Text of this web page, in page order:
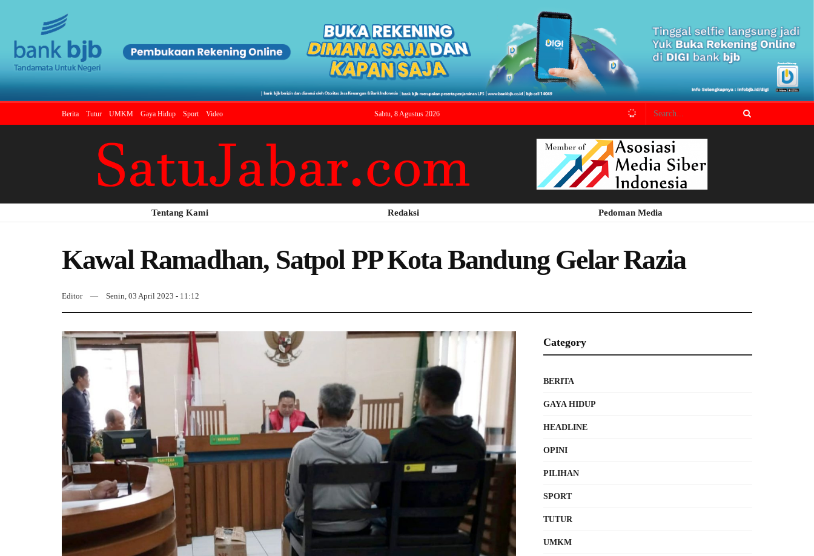
Berita Tutur UMKM Gaya Hidup Sport Video Sabtu, 8 Agustus 2026
Tentang Kami Redaksi Pedoman Media
Kawal Ramadhan, Satpol PP Kota Bandung Gelar Razia
Editor Senin, 03 April 2023 - 11:12
Category
BERITA
GAYA HIDUP
HEADLINE
OPINI
PILIHAN
SPORT
TUTUR
UMKM